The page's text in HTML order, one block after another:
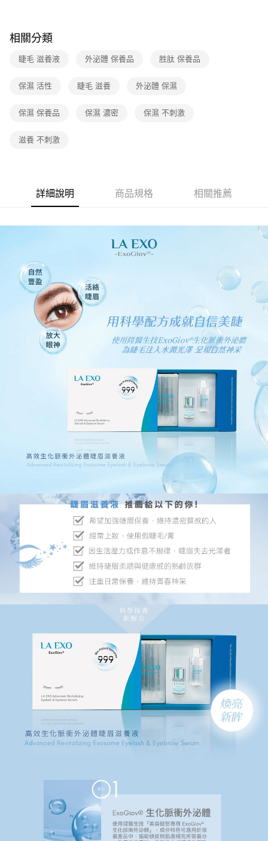
相關分類
睫毛 滋養液 外泌體 保養品 胜肽 保養品
保濕 活性 睫毛 滋養 外泌體 保濕
保濕 保養品 保濕 濃密 保濕 不刺激
滋養 不刺激
詳細說明 商品規格 相關推薦